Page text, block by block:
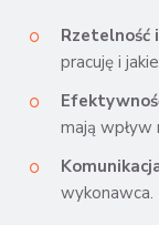
Rzetelność
pracuję i
mają wpływ
wykonawca.